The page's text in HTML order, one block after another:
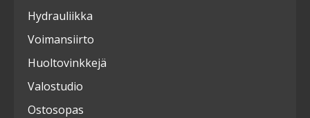
Hydrauliikka
Voimansiirto
Huoltovinkkejä
Valostudio
Ostosopas